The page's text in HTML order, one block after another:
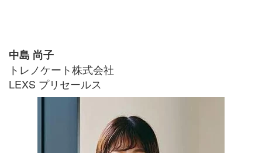
中島 尚子
トレノケート株式会社
LEXS プリセールス